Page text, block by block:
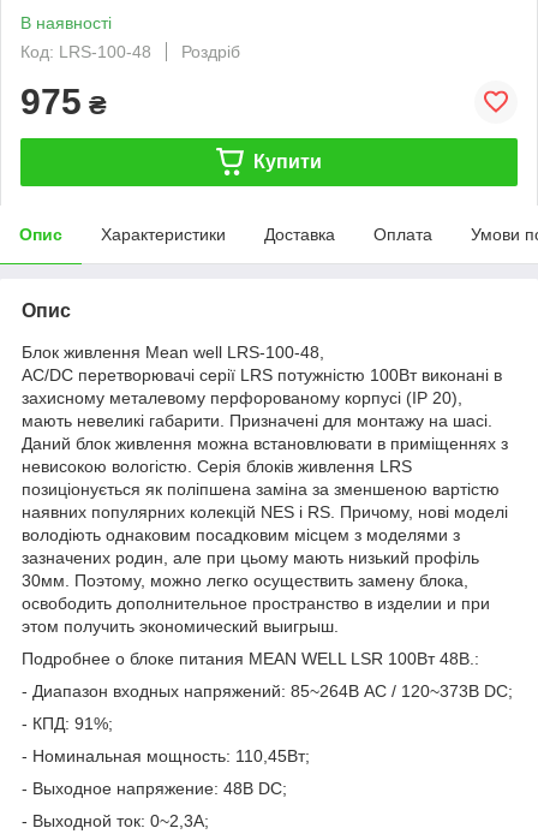
В наявності
Код: LRS-100-48
Роздріб
975 ₴
Купити
Опис Характеристики Доставка Оплата Умови
Опис
Блок живлення Mean well LRS-100-48,
АС/DC перетворювачі серії LRS потужністю 100Вт виконані в
захисному металевому перфорованому корпусі (IP 20),
мають невеликі габарити. Призначені для монтажу на шасі.
Даний блок живлення можна встановлювати в приміщеннях з
невисокою вологістю. Серія блоків живлення LRS
позиціонується як поліпшена заміна за зменшеною вартістю
наявних популярних колекцій NES і RS. Причому, нові моделі
володіють однаковим посадковим місцем з моделями з
зазначених родин, але при цьому мають низький профіль
30мм. Поэтому, можно легко осуществить замену блока,
освободить дополнительное пространство в изделии и при
этом получить экономический выигрыш.
Подробнее о блоке питания MEAN WELL LSR 100Вт 48В.:
- Диапазон входных напряжений: 85~264В AC / 120~373В DC;
- КПД: 91%;
- Номинальная мощность: 110,45Вт;
- Выходное напряжение: 48В DC;
- Выходной ток: 0~2,3А;